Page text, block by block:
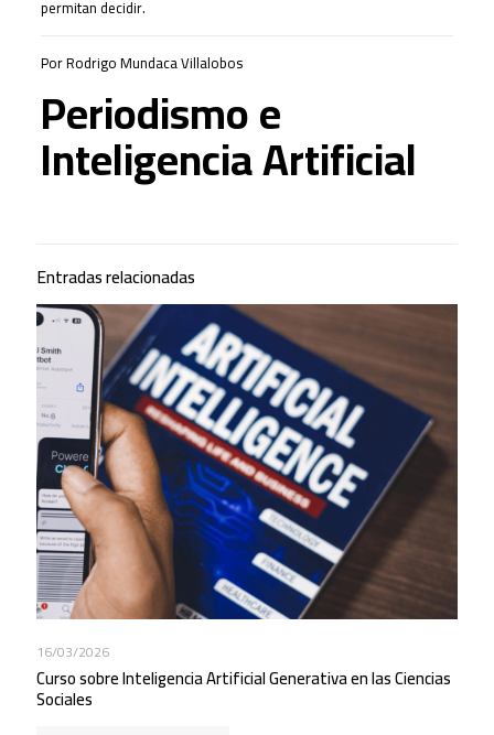
permitan decidir.
Por Rodrigo Mundaca Villalobos
Periodismo e
Inteligencia Artificial
Entradas relacionadas
16/03/2026
Curso sobre Inteligencia Artificial Generativa en las Ciencias
Sociales